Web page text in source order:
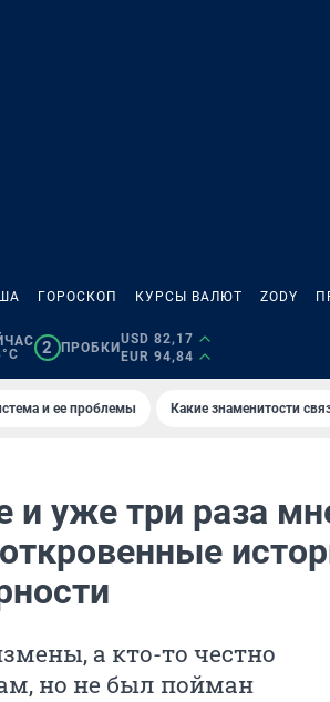
ГОРОСКОП КУРСЫ ВАЛЮТ ZODY
2 ПРОБКИ
USD 82,17
EUR 94,84
и ее проблемы Какие знаменитости
и уже три раза
а кто-то честно
но не был пойман